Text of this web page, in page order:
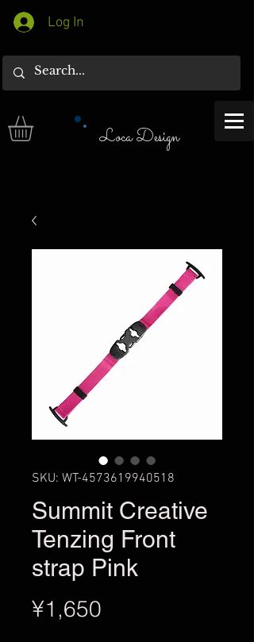
Log In
Loca Design
SKU: WT-4573619940518
Summit Creative
Tenzing Front
strap Pink
¥1,650